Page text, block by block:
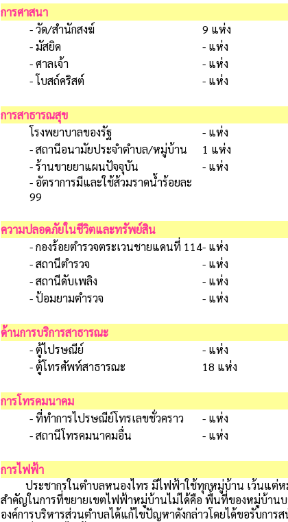
การศาสนา
- วัด/สำนักสงฆ์
9 แห่ง
- มัสยิด
- แห่ง
- ศาลเจ้า
- แห่ง
- โบสถ์คริสต์
- แห่ง
การสาธารณสุข
โรงพยาบาลของรัฐ
- แห่ง
- สถานีอนามัยประจำตำบล/หมู่บ้าน
1 แห่ง
- ร้านขายยาแผนปัจจุบัน
- แห่ง
- อัตราการมีและใช้ส้วมราดน้ำร้อยละ
99
ความปลอดภัยในชีวิตและทรัพย์สิน
- กองร้อยตำรวจตระเวนชายแดนที่ 114- แห่ง
- สถานีตำรวจ
- แห่ง
- สถานีดับเพลิง
- แห่ง
- ป้อมยามตำรวจ
- แห่ง
ด้านการบริการสาธารณะ
- ตู้ไปรษณีย์
- แห่ง
- ตู้โทรศัพท์สาธารณะ
18 แห่ง
การโทรคมนาคม
- ที่ทำการไปรษณีย์โทรเลขชั่วคราว
- แห่ง
- สถานีโทรคมนาคมอื่น
- แห่ง
การไฟฟ้า
ประชากรในตำบลหนองไทร มีไฟฟ้าใช้ทุกหมู่บ้าน เว้นแต่ห
สำคัญในการที่ขยายเขตไฟฟ้าหมู่บ้านไม่ได้คือ พื้นที่ของหมู่บ้านบ
องค์การบริหารส่วนตำบลได้แก้ไขปัญหาดังกล่าวโดยได้ขอรับการ